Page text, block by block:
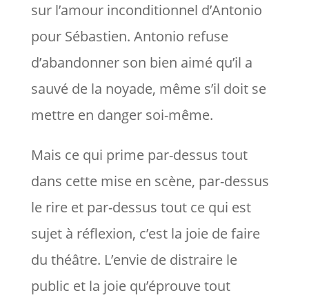
sur l’amour inconditionnel d’Antonio
pour Sébastien. Antonio refuse
d’abandonner son bien aimé qu’il a
sauvé de la noyade, même s’il doit se
mettre en danger soi-même.
Mais ce qui prime par-dessus tout
dans cette mise en scène, par-dessus
le rire et par-dessus tout ce qui est
sujet à réflexion, c’est la joie de faire
du théâtre. L’envie de distraire le
public et la joie qu’éprouve tout